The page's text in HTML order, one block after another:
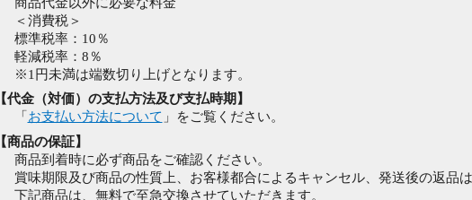
＜消費税＞
標準税率：10％
軽減税率：8％
※1円未満は端数切り上げとなります。
【代金（対価）の支払方法及び支払時期】
「 お支払い方法について 」をご覧ください。
【商品の保証】
商品到着時に必ず商品をご確認ください。
賞味期限及び商品の性質上、お客様都合によるキャンセル、発送後の返品
下記商品は、無料で至急交換させていただきます。